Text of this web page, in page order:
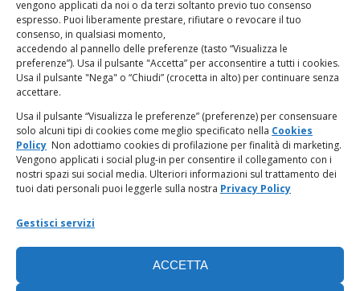
vengono applicati da noi o da terzi soltanto previo tuo consenso
espresso. Puoi liberamente prestare, rifiutare o revocare il tuo
consenso, in qualsiasi momento,
accedendo al pannello delle preferenze (tasto “Visualizza le
preferenze”). Usa il pulsante "Accetta” per acconsentire a tutti i cookies.
Usa il pulsante "Nega" o “Chiudi” (crocetta in alto) per continuare senza
accettare.
Usa il pulsante “Visualizza le preferenze” (preferenze) per consensuare
solo alcuni tipi di cookies come meglio specificato nella Cookies
Policy Non adottiamo cookies di profilazione per finalità di marketing.
Vengono applicati i social plug-in per consentire il collegamento con i
nostri spazi sui social media. Ulteriori informazioni sul trattamento dei
tuoi dati personali puoi leggerle sulla nostra Privacy Policy
Gestisci servizi
ACCETTA
LINK UTILI
PagoPA
Privacy Policy
Regolamento categorie particolari di dati personali e dati
giudiziari
Amministrazione Trasparente
Cookie Policy (UE)